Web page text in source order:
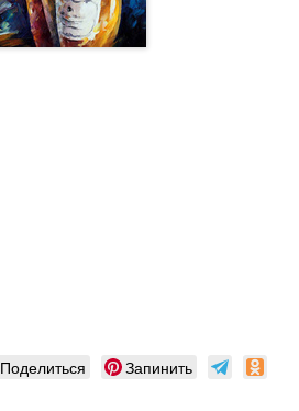
Поделиться Запинить